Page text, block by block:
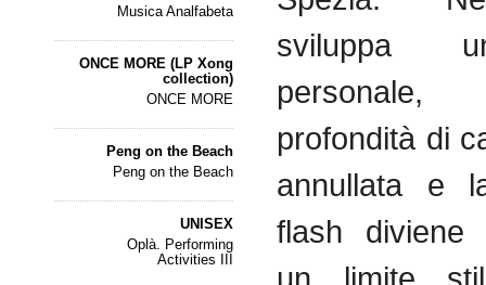
Musica Analfabeta
ONCE MORE (LP Xong
collection)
ONCE MORE
Peng on the Beach
Peng on the Beach
UNISEX
Oplà. Performing
Activities III
sviluppa
profondità di
annullata e
flash diviene